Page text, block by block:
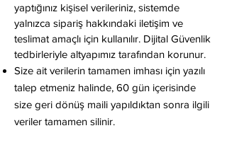
yaptığınız kişisel verileriniz, sistemde
yalnızca sipariş hakkındaki iletişim ve
teslimat amaçlı için kullanılır. Dijital Güvenlik
tedbirleriyle altyapımız tarafından korunur.
Size ait verilerin tamamen imhası için yazılı
talep etmeniz halinde, 60 gün içerisinde
size geri dönüş maili yapıldıktan sonra ilgili
veriler tamamen silinir.